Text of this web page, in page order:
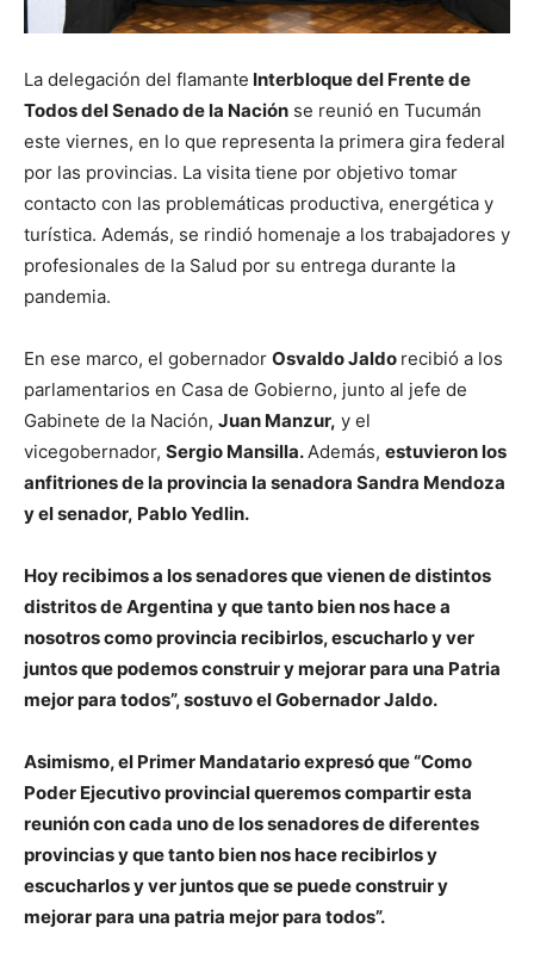
La delegación del flamante Interbloque del Frente de
Todos del Senado de la Nación se reunió en Tucumán
este viernes, en lo que representa la primera gira federal
por las provincias. La visita tiene por objetivo tomar
contacto con las problemáticas productiva, energética y
turística. Además, se rindió homenaje a los trabajadores y
profesionales de la Salud por su entrega durante la
pandemia.
En ese marco, el gobernador Osvaldo Jaldo recibió a los
parlamentarios en Casa de Gobierno, junto al jefe de
Gabinete de la Nación, Juan Manzur, y el
vicegobernador, Sergio Mansilla.Además, estuvieron los
anfitriones de la provincia la senadora Sandra Mendoza
y el senador, Pablo Yedlin.
Hoy recibimos a los senadores que vienen de distintos
distritos de Argentina y que tanto bien nos hace a
nosotros como provincia recibirlos, escucharlo y ver
juntos que podemos construir y mejorar para una Patria
mejor para todos”, sostuvo el Gobernador Jaldo.
Asimismo, el Primer Mandatario expresó que “Como
Poder Ejecutivo provincial queremos compartir esta
reunión con cada uno de los senadores de diferentes
provincias y que tanto bien nos hace recibirlos y
escucharlos y ver juntos que se puede construir y
mejorar para una patria mejor para todos”.